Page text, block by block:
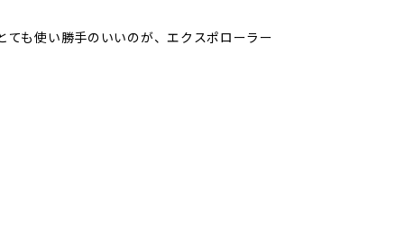
ても使い勝手のいいのが、エクスポローラー